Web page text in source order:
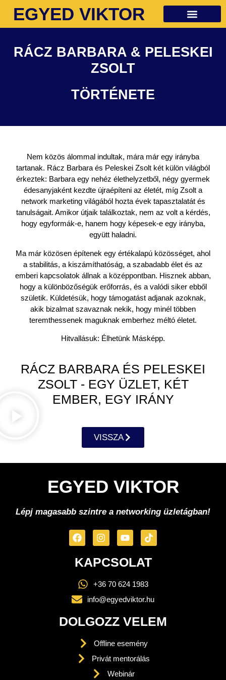
EGYED VIKTOR
RÁCZ BARBARA & PELESKEI
ZSOLT
TÖRTÉNETE
Nem közös álommal indultak, mára már egy irányba
tartanak. Rácz Barbara és Peleskei Zsolt két külön világból
érkeztek: Barbara egy nehéz élethelyzetből, négy gyermek
édesanyjaként kezdte újraépíteni az életét, míg Zsolt a
network marketing világából hozta évek tapasztalatát és
tanulságait. Amikor útjaik találkoztak, nem az volt a kérdés,
hogy egyformák-e, hanem hogy képesek-e egy irányba,
együtt haladni.
Ma már közösen építenek egy értékalapú közösséget, ahol
a stabilitás, a kiszámíthatóság, a szabadabb élet és az
emberi kapcsolatok állnak a középpontban. Hisznek abban,
hogy a különbözőségük erőforrás, és a valódi siker ebből
születik. Küldetésük, hogy támogatást adjanak azoknak,
akik bizalmat szavaznak nekik, hogy minél többen
teremthessenek maguknak emberhez méltó életet.
Hitvallásuk: Élhetünk Másképp.
RÁCZ BARBARA ÉS PELESKEI
ZSOLT - EGY ÜZLET, KÉT
EMBER, EGY IRÁNY
VISSZA
EGYED VIKTOR
Lépj magasabb szintre a networking üzletágban!
KAPCSOLAT
+36 70 624 1983
info@egyedviktor.hu
DOLGOZZ VELEM
Offline esemény
Privát mentorálás
Webinár